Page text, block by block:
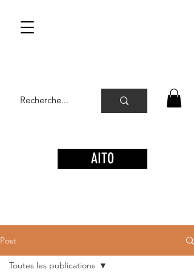
AITO
Post
Toutes les publications